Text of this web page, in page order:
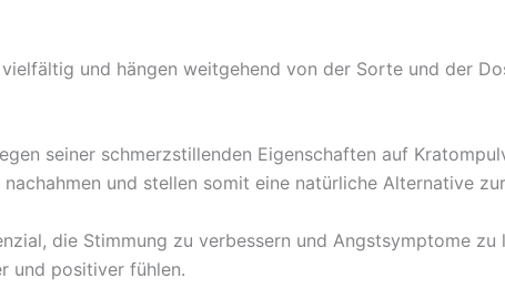
und hängen weitgehend von der Sorte und der
seiner schmerzstillenden Eigenschaften auf
und stellen somit eine natürliche Alternative
die Stimmung zu verbessern und Angstsymptome
und positiver fühlen.